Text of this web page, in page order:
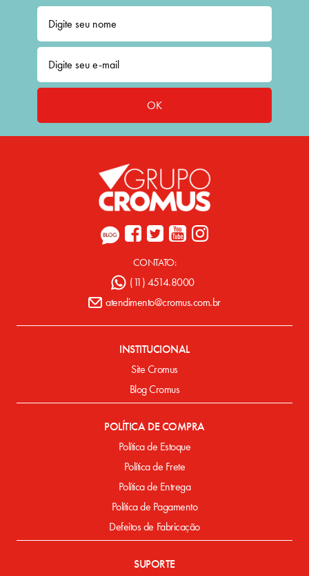
OK
CONTATO:
(11) 4514.8000
atendimento@cromus.com.br
INSTITUCIONAL
Site Cromus
Blog Cromus
POLÍTICA DE COMPRA
Política de Estoque
Política de Frete
Política de Entrega
Política de Pagamento
Defeitos de Fabricação
SUPORTE